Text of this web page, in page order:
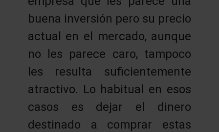
buena inversión pero su precio
actual en el mercado, aunque
no les parece caro, tampoco
les resulta suficientemente
atractivo. Lo habitual en esos
casos es dejar el dinero
destinado a comprar estas